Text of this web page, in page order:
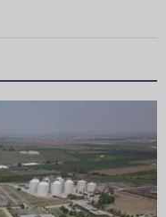
Hissedilen 43 dereceyi
çalışmaları hızlandı: Yol ve